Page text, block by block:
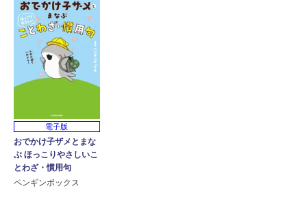
電子版
おでかけ子ザメとまな
ぶ ほっこりやさしいこ
とわざ・慣用句
ペンギンボックス